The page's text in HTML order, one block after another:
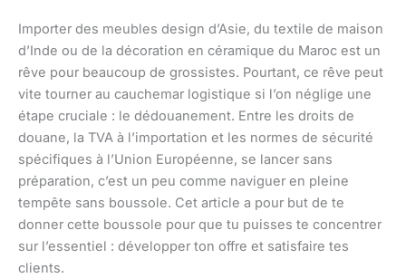
Importer des meubles design d’Asie, du textile de maison
d’Inde ou de la décoration en céramique du Maroc est un
rêve pour beaucoup de grossistes. Pourtant, ce rêve peut
vite tourner au cauchemar logistique si l’on néglige une
étape cruciale : le dédouanement. Entre les droits de
douane, la TVA à l’importation et les normes de sécurité
spécifiques à l’Union Européenne, se lancer sans
préparation, c’est un peu comme naviguer en pleine
tempête sans boussole. Cet article a pour but de te
donner cette boussole pour que tu puisses te concentrer
sur l’essentiel : développer ton offre et satisfaire tes
clients.